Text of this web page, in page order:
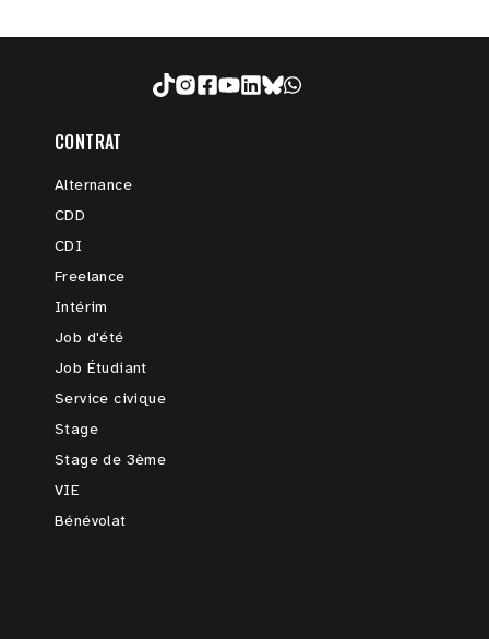
CONTRAT
Alternance
CDD
CDI
Freelance
Intérim
Job d'été
Job Étudiant
Service civique
Stage
Stage de 3ème
VIE
Bénévolat